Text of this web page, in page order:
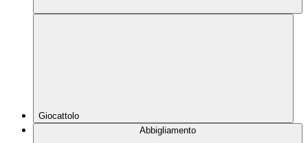
Giocattolo
Abbigliamento